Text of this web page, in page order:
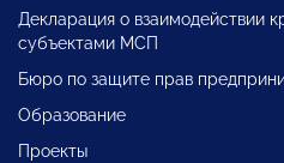
Декларация о взаимодействии
субъектами МСП
Бюро по защите прав
Образование
Проекты